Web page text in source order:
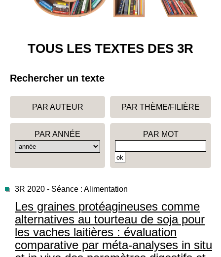
TOUS LES TEXTES DES 3R
Rechercher un texte
PAR AUTEUR PAR THÈME/FILIÈRE
PAR ANNÉE PAR MOT
3R 2020 - Séance : Alimentation
Les graines protéagineuses comme
alternatives au tourteau de soja pour
les vaches laitières : évaluation
comparative par méta-analyses in situ